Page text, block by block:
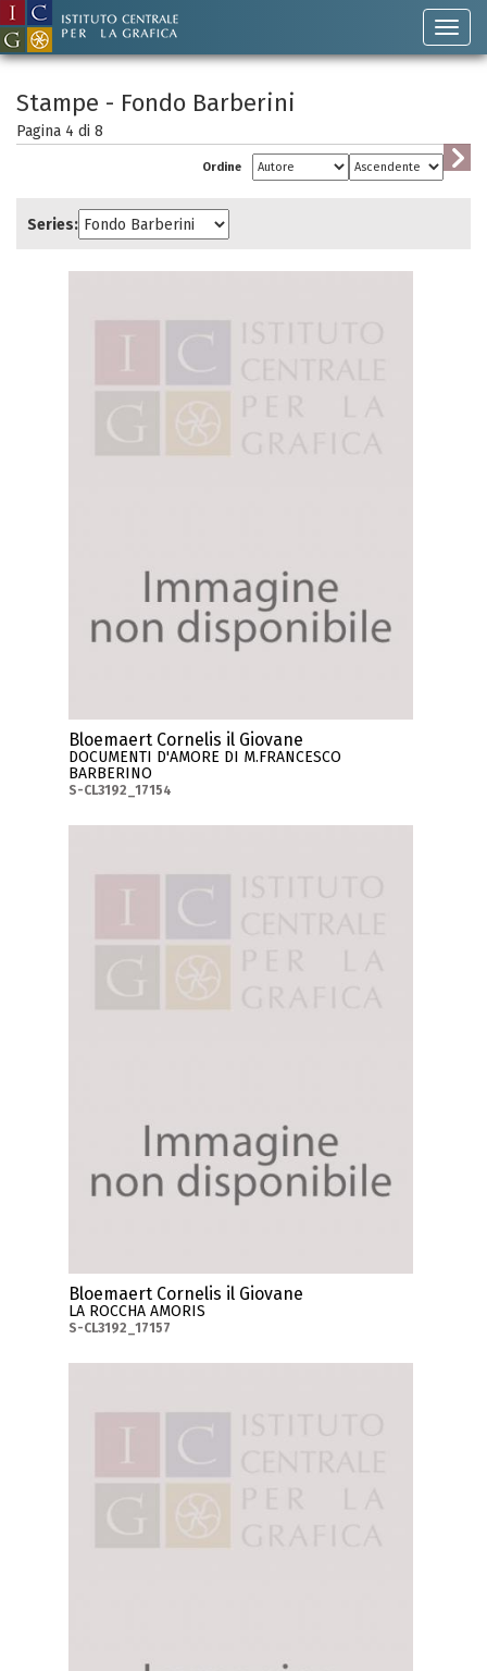
Stampe - Fondo Barberini
Pagina 4 di 8
Ordine
Series:
Bloemaert Cornelis il Giovane
DOCUMENTI D'AMORE DI M.FRANCESCO
BARBERINO
S-CL3192_17154
Bloemaert Cornelis il Giovane
LA ROCCHA AMORIS
S-CL3192_17157